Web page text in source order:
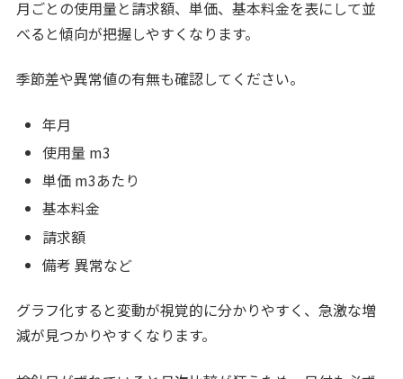
月ごとの使用量と請求額、単価、基本料金を表にして並
べると傾向が把握しやすくなります。
季節差や異常値の有無も確認してください。
年月
使用量 m3
単価 m3あたり
基本料金
請求額
備考 異常など
グラフ化すると変動が視覚的に分かりやすく、急激な増
減が見つかりやすくなります。